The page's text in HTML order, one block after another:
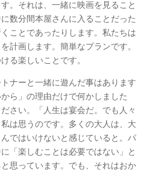
。それは、一緒に映画を見ること
数分間本屋さんに入ることだった
ことであったりします。私たちは
計画します。簡単なプランです。
る楽しいことです。
ナーと一緒に遊んだ事はあります
ら」の理由だけで何かしました
さい。「人生は宴会だ。でも人々
は思うのです。多くの大人は、大
ではいけないと感じていると。パ
「楽しむことは必要ではない」と
思っています。でも、それはおか